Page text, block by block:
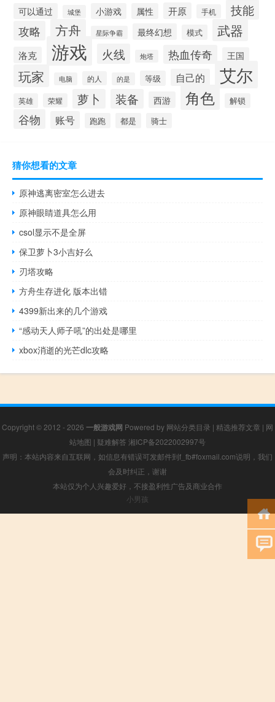
可以通过 城堡 小游戏 属性 开原 手机 技能
攻略 方舟 星际争霸 最终幻想 模式 武器
洛克 游戏 火线 炮塔 热血传奇 王国
玩家 电脑 的人 的是 等级 自己的 艾尔
英雄 荣耀 萝卜 装备 西游 角色 解锁
谷物 账号 跑跑 都是 骑士
猜你想看的文章
原神逃离密室怎么进去
原神眼睛道具怎么用
csol显示不是全屏
保卫萝卜3小吉好么
刃塔攻略
方舟生存进化 版本出错
4399新出来的几个游戏
“感动天人师子吼”的出处是哪里
xbox消逝的光芒dlc攻略
Copyright © 2012 - 2026 一般游戏网 Powered by 网站分类目录 | 精选推荐文章 | 网
站地图 | 疑难解答 湘ICP备2022002997号
声明：本站内容来自互联网，如信息有错误可发邮件到f_fb#foxmail.com说明，我们
会及时纠正，谢谢
本站仅为个人兴趣爱好，不接盈利性广告及商业合作
小男孩